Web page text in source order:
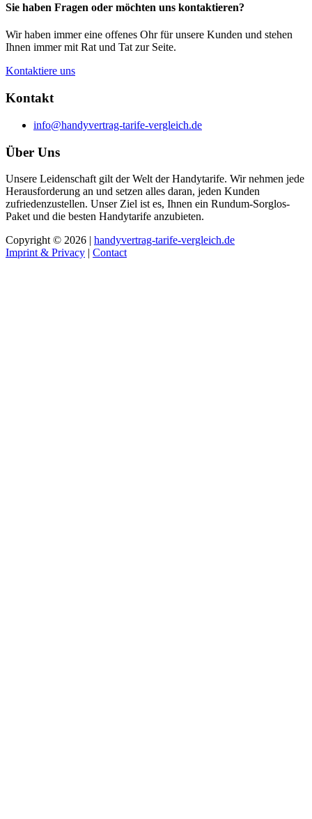
Sie haben Fragen oder möchten uns kontaktieren?
Wir haben immer eine offenes Ohr für unsere Kunden und stehen
Ihnen immer mit Rat und Tat zur Seite.
Kontaktiere uns
Kontakt
info@handyvertrag-tarife-vergleich.de
Über Uns
Unsere Leidenschaft gilt der Welt der Handytarife. Wir nehmen jede
Herausforderung an und setzen alles daran, jeden Kunden
zufriedenzustellen. Unser Ziel ist es, Ihnen ein Rundum-Sorglos-
Paket und die besten Handytarife anzubieten.
Copyright © 2026 | handyvertrag-tarife-vergleich.de
Imprint & Privacy | Contact